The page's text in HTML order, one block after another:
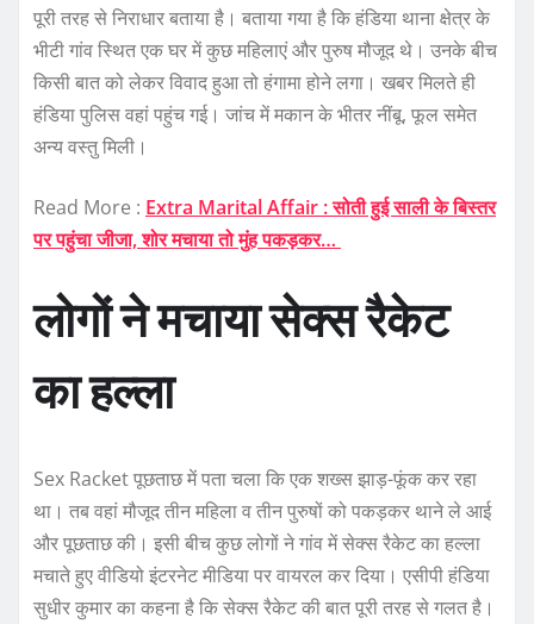
पूरी तरह से निराधार बताया है। बताया गया है कि हंडिया थाना क्षेत्र के
भीटी गांव स्थित एक घर में कुछ महिलाएं और पुरुष मौजूद थे। उनके बीच
किसी बात को लेकर विवाद हुआ तो हंगामा होने लगा। खबर मिलते ही
हंडिया पुलिस वहां पहुंच गई। जांच में मकान के भीतर नींबू, फूल समेत
अन्य वस्तु मिली।
Read More : Extra Marital Affair : सोती हुई साली के बिस्तर
पर पहुंचा जीजा, शोर मचाया तो मुंह पकड़कर…
लोगों ने मचाया सेक्स रैकेट
का हल्ला
Sex Racket पूछताछ में पता चला कि एक शख्स झाड़-फूंक कर रहा
था। तब वहां मौजूद तीन महिला व तीन पुरुषों को पकड़कर थाने ले आई
और पूछताछ की। इसी बीच कुछ लोगों ने गांव में सेक्स रैकेट का हल्ला
मचाते हुए वीडियो इंटरनेट मीडिया पर वायरल कर दिया। एसीपी हंडिया
सुधीर कुमार का कहना है कि सेक्स रैकेट की बात पूरी तरह से गलत है।